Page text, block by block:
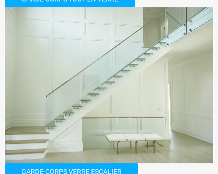
GARDE-CORPS VERRE ESCALIER